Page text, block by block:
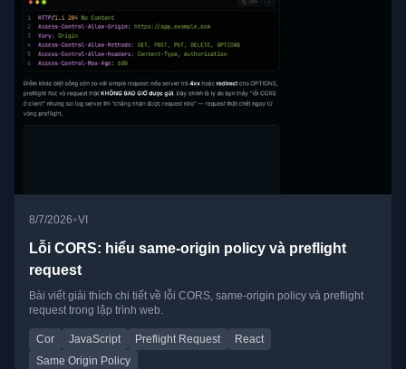
8/7/2026•VI
Lỗi CORS: hiểu same-origin policy và preflight
request
Bài viết giải thích chi tiết về lỗi CORS, same-origin policy và preflight
request trong lập trình web.
Cor JavaScript Preflight Request
React
Same Origin Policy